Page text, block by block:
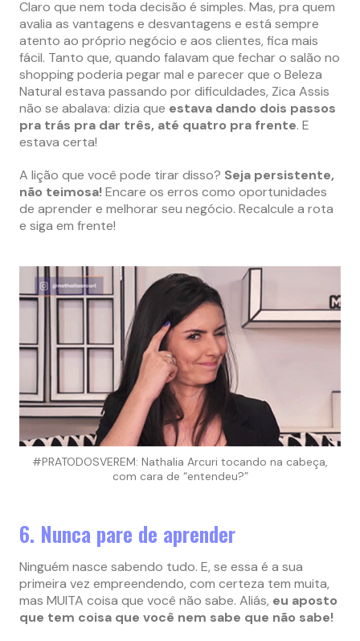
Claro que nem toda decisão é simples. Mas, pra quem
avalia as vantagens e desvantagens e está sempre
atento ao próprio negócio e aos clientes, fica mais
fácil. Tanto que, quando falavam que fechar o salão no
shopping poderia pegar mal e parecer que o Beleza
Natural estava passando por dificuldades, Zica Assis
não se abalava: dizia que estava dando dois passos
pra trás pra dar três, até quatro pra frente. E
estava certa!
A lição que você pode tirar disso? Seja persistente,
não teimosa!Encare os erros como oportunidades
de aprender e melhorar seu negócio. Recalcule a rota
e siga em frente!
#PRATODOSVEREM: Nathalia Arcuri tocando na cabeça,
com cara de “entendeu?”
6. Nunca pare de aprender
Ninguém nasce sabendo tudo. E, se essa é a sua
primeira vez empreendendo, com certeza tem muita,
mas MUITA coisa que você não sabe. Aliás, eu aposto
que tem coisa que você nem sabe que não sabe!